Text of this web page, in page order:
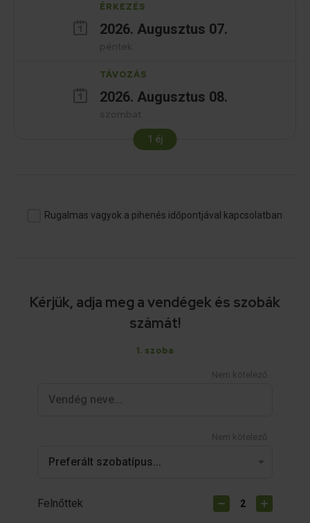
ÉRKEZÉS
2026. Augusztus 07.
péntek
TÁVOZÁS
2026. Augusztus 08.
szombat
1 éj
Rugalmas vagyok a pihenés időpontjával kapcsolatban
Kérjük, adja meg a vendégek és szobák
számát!
1. szoba
Nem kötelező
Nem kötelező
Felnőttek